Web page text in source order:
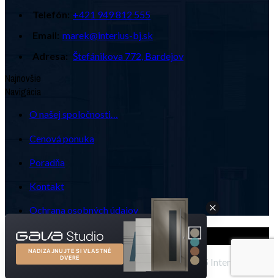
Telefón: +421 949 812 555
Email: marek@interius-bj.sk
Adresa: Štefánikova 772, Bardejov
Najnovšie
Navigácia
O našej spoločnosti…
Cenová ponuka
Poradňa
Kontakt
Ochrana osobných údajov
Powered by Tronos s.r.o.
© 2025 Interius s.r.o.